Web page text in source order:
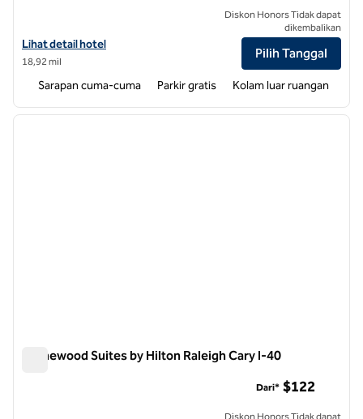
Lihat detail hotel untuk Homewood Suites by Hilton Raleigh/Cary
Lihat detail hotel
18,92 mil
Diskon Honors Tidak dapat
dikembalikan
Pilih Tanggal
Sarapan cuma-cuma Parkir gratis Kolam luar ruangan
1 dari 12
Homewood Suites by Hilton Raleigh Cary I-40
Dari* $122
Diskon Honors Tidak dapat